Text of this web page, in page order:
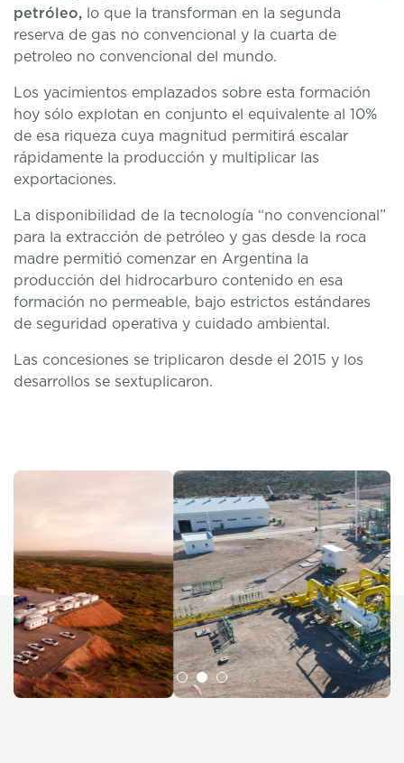
petróleo, lo que la transforman en la segunda
reserva de gas no convencional y la cuarta de
petroleo no convencional del mundo.
Los yacimientos emplazados sobre esta formación
hoy sólo explotan en conjunto el equivalente al 10%
de esa riqueza cuya magnitud permitirá escalar
rápidamente la producción y multiplicar las
exportaciones.
La disponibilidad de la tecnología “no convencional”
para la extracción de petróleo y gas desde la roca
madre permitió comenzar en Argentina la
producción del hidrocarburo contenido en esa
formación no permeable, bajo estrictos estándares
de seguridad operativa y cuidado ambiental.
Las concesiones se triplicaron desde el 2015 y los
desarrollos se sextuplicaron.